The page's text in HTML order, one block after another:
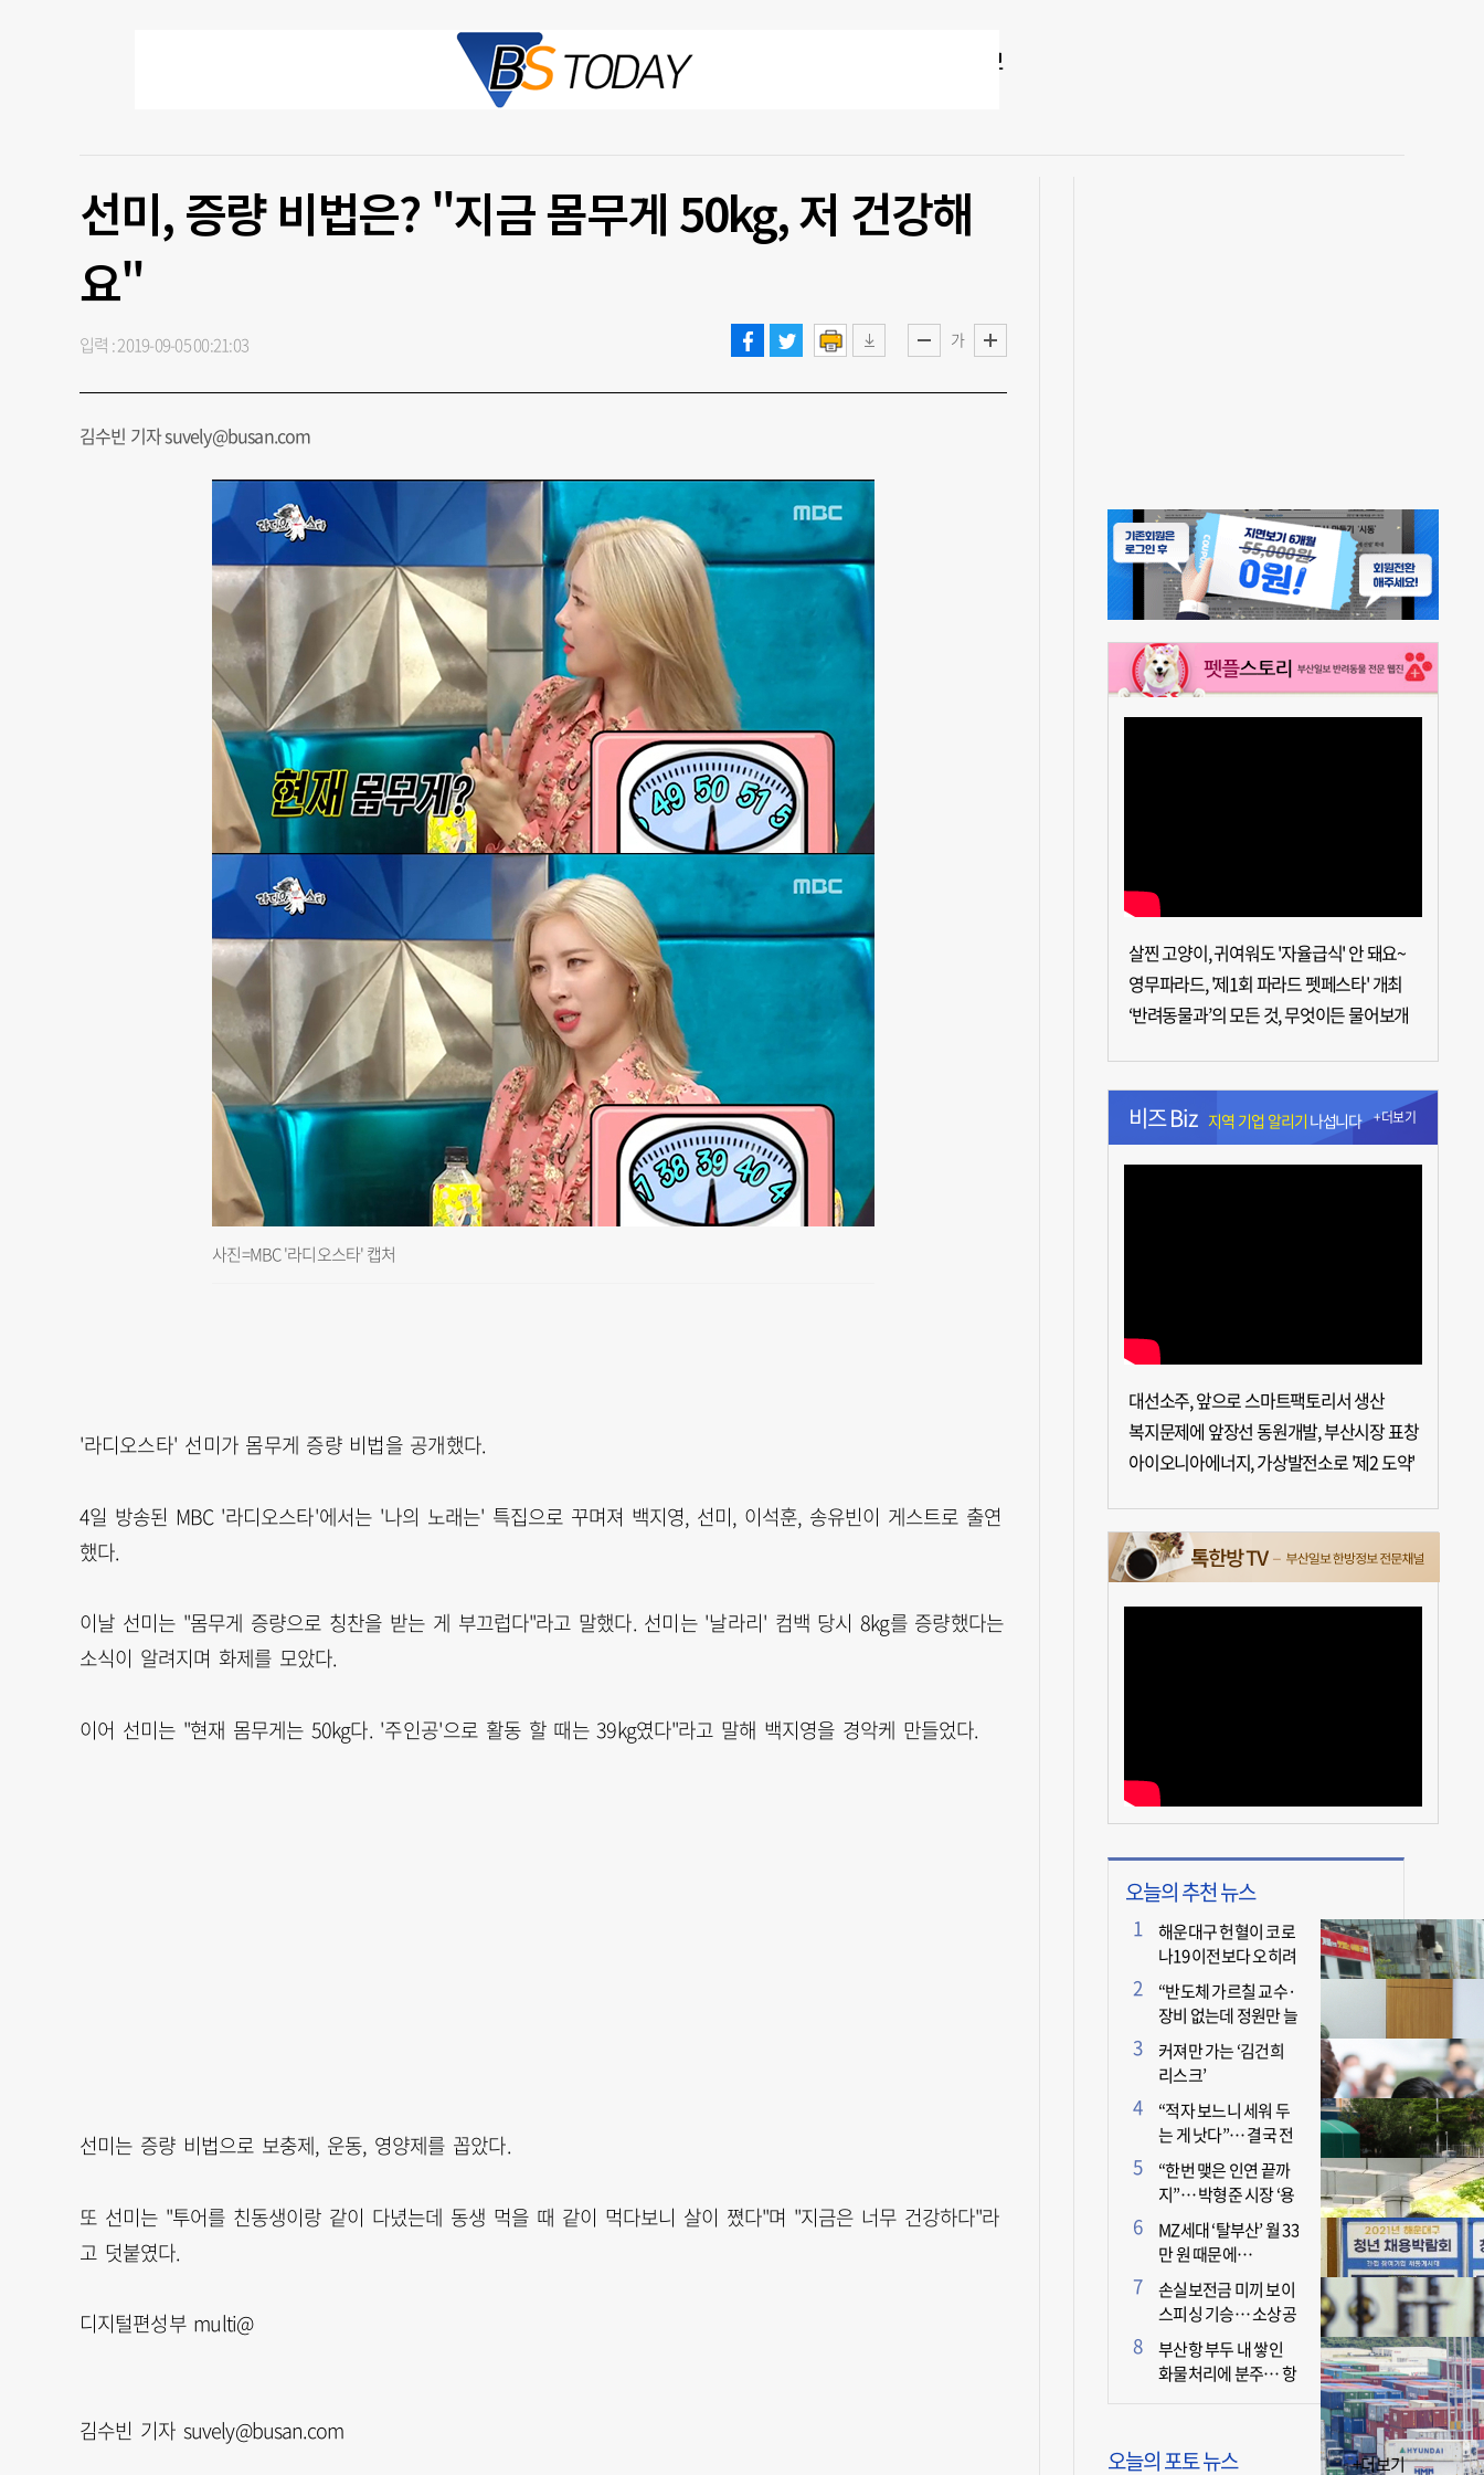
선미, 증량 비법은? "지금 몸무게 50kg, 저 건강해
요"
가
입력 : 2019-09-05 00:21:03
김수빈 기자 suvely@busan.com
사진=MBC '라디오스타' 캡처
'라디오스타' 선미가 몸무게 증량 비법을 공개했다.
4일 방송된 MBC '라디오스타'에서는 '나의 노래는' 특집으로 꾸며져 백지영, 선미, 이석훈, 송유빈이 게스트로 출연
했다.
이날 선미는 "몸무게 증량으로 칭찬을 받는 게 부끄럽다"라고 말했다. 선미는 '날라리' 컴백 당시 8kg를 증량했다는
소식이 알려지며 화제를 모았다.
이어 선미는 "현재 몸무게는 50kg다. '주인공'으로 활동 할 때는 39kg였다"라고 말해 백지영을 경악케 만들었다.
선미는 증량 비법으로 보충제, 운동, 영양제를 꼽았다.
또 선미는 "투어를 친동생이랑 같이 다녔는데 동생 먹을 때 같이 먹다보니 살이 쪘다"며 "지금은 너무 건강하다"라
고 덧붙였다.
디지털편성부 multi@
김수빈 기자 suvely@busan.com
살찐 고양이, 귀여워도 '자율급식' 안 돼요~
영무파라드, '제1회 파라드 펫페스타' 개최
‘반려동물과’의 모든 것, 무엇이든 물어보개
비즈 Biz 지역 기업 알리기 나섭니다 +더보기
대선소주, 앞으로 스마트팩토리서 생산
복지문제에 앞장선 동원개발, 부산시장 표창
아이오니아에너지, 가상발전소로 '제2 도약'
오늘의 추천 뉴스
해운대구 헌혈이 코로
나19 이전보다 오히려
더 늘어난 이유는?
“반도체 가르칠 교수·
장비 없는데 정원만 늘
리면 뭐 하나”
커져만 가는 ‘김건희
리스크’
“적자 보느니 세워 두
는 게 낫다”… 결국 전
면 휴업 선언한 택시회
사
“한번 맺은 인연 끝까
지”… 박형준 시장 ‘용
인술’ 주목
MZ세대 ‘탈부산’ 월 33
만 원 때문에…
손실보전금 미끼 보이
스피싱 기승… 소상공
인 두 번 운다
부산항 부두 내 쌓인
화물처리에 분주… 항
오늘의 포토 뉴스 +더보기